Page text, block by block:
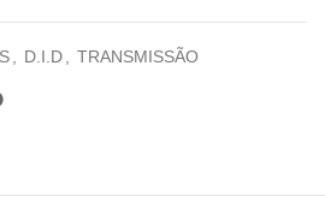
D.I.D TRANSMISSÃO